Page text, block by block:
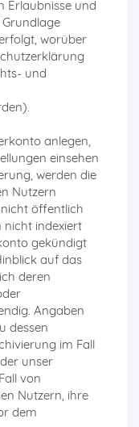
Erlaubnisse und
worüber
und
anlegen,
einsehen
werden die
Nutzern
öffentlich
nicht indexiert
gekündigt
auf das
deren
Angaben
dessen
im Fall
unser
von
Nutzern, ihre
dem